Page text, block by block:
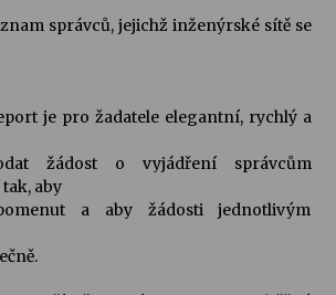
recitál Michala Novenka v Klášteře
30. 6. 2026
správců, jejichž inženýrské sítě se
je pro žadatele elegantní, rychlý a
žádost o vyjádření správcům
aby
a aby žádosti jednotlivým